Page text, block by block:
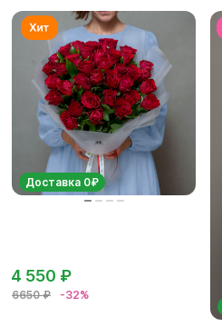
Доставка 0₽
6650 ₽ -32%
4 550 ₽